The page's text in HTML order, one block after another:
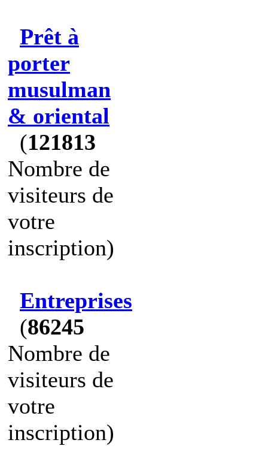
Prêt à
porter
musulman
& oriental
(121813
Nombre de
visiteurs de
votre
inscription)
Entreprises
(86245
Nombre de
visiteurs de
votre
inscription)